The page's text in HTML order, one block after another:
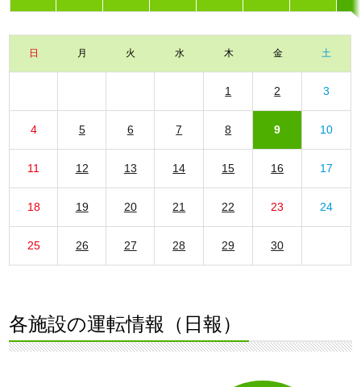
日 月 火 水 木 金 土
1 2 3
4 5 6 7 8 9 10
11 12 13 14 15 16 17
18 19 20 21 22 23 24
25 26 27 28 29 30
各施設の運転情報（日報）